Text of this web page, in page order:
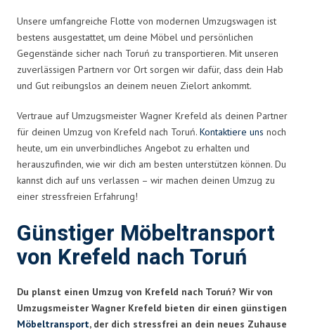
Unsere umfangreiche Flotte von modernen Umzugswagen ist
bestens ausgestattet, um deine Möbel und persönlichen
Gegenstände sicher nach Toruń zu transportieren. Mit unseren
zuverlässigen Partnern vor Ort sorgen wir dafür, dass dein Hab
und Gut reibungslos an deinem neuen Zielort ankommt.
Vertraue auf Umzugsmeister Wagner Krefeld als deinen Partner
für deinen Umzug von Krefeld nach Toruń. Kontaktiere uns noch
heute, um ein unverbindliches Angebot zu erhalten und
herauszufinden, wie wir dich am besten unterstützen können. Du
kannst dich auf uns verlassen – wir machen deinen Umzug zu
einer stressfreien Erfahrung!
Günstiger Möbeltransport
von Krefeld nach Toruń
Du planst einen Umzug von Krefeld nach Toruń? Wir von
Umzugsmeister Wagner Krefeld bieten dir einen günstigen
Möbeltransport, der dich stressfrei an dein neues Zuhause